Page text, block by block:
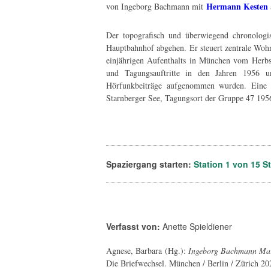
von Ingeborg Bachmann mit Hermann Kesten
Der topografisch und überwiegend
Hauptbahnhof abgehen. Er steuert zentrale
einjährigen Aufenthalts in München vom
und Tagungsauftritte in den Jahren 1956
Hörfunkbeiträge aufgenommen wurden.
Starnberger See, Tagungsort der Gruppe 47
Spaziergang starten: Station 1 von 15
Verfasst von: Anette Spieldiener
Agnese, Barbara (Hg.): Ingeborg Bachmann
Die Briefwechsel. München / Berlin / Zürich